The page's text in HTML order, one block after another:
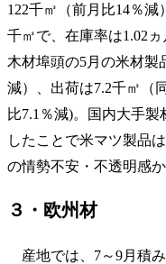
122千㎥（前月比14％
千㎥で、在庫率は1.02
木材埠頭の5月の米材製
減）、出荷は7.2千㎥（
比7.1％減)。国内大手
したことで米マツ製品
の情勢不安・不透明感
３・欧州材
産地では、7～9月積